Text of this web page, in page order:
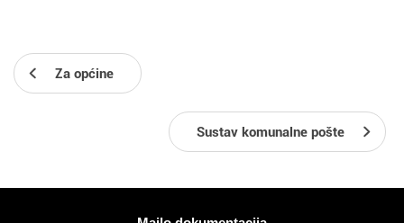
Za općine
Sustav komunalne pošte